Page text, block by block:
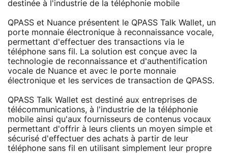
destinée à l'industrie de la téléphonie mobile
QPASS et Nuance présentent le QPASS Talk Wallet, un
porte monnaie électronique à reconnaissance vocale,
permettant d'effectuer des transactions via le
téléphone sans fil. La solution est conçue avec la
technologie de reconnaissance et d'authentification
vocale de Nuance et avec le porte monnaie
électronique et les services de transaction de QPASS.
QPASS Talk Wallet est destiné aux entreprises de
télécommunications, à l'industrie de la téléphonie
mobile ainsi qu'aux fournisseurs de contenus vocaux
permettant d'offrir à leurs clients un moyen simple et
sécurisé d'effectuer des achats à partir de leur
téléphone sans fil en utilisant simplement leur propre